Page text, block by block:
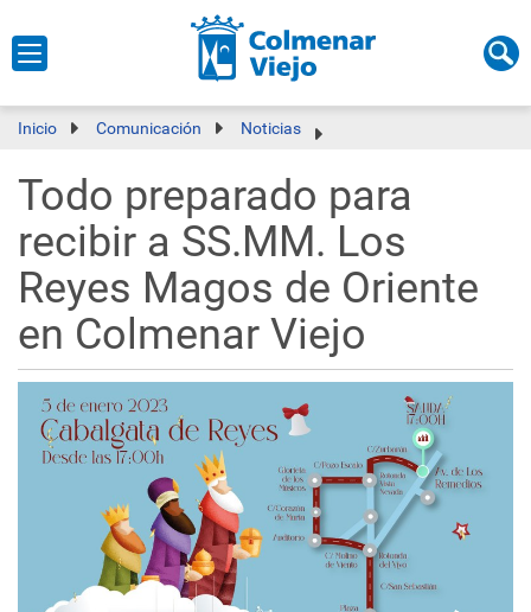
Inicio Comunicación Noticias
Todo preparado para
recibir a SS.MM. Los
Reyes Magos de Oriente
en Colmenar Viejo